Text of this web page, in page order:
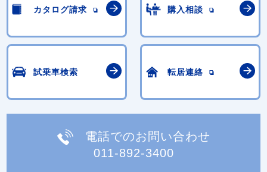
カタログ請求 購入相談
試乗車検索 転居連絡
電話でのお問い合わせ
011-892-3400